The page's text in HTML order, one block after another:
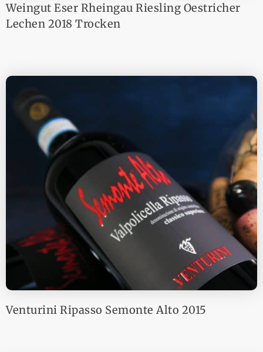
Weingut Eser Rheingau Riesling Oestricher
Lechen 2018 Trocken
Venturini Ripasso Semonte Alto 2015